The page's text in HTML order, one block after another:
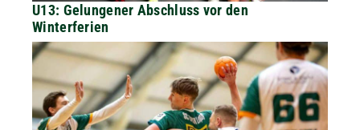
U13: Gelungener Abschluss vor den
Winterferien